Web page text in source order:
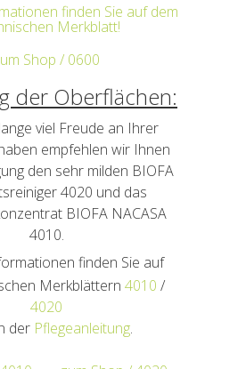
finden Sie auf dem
Merkblatt!
Shop / 0600
der Oberflächen:
viel Freude an Ihrer
empfehlen wir Ihnen
den sehr milden BIOFA
4020 und das
BIOFA NACASA
4010.
finden Sie auf
Merkblättern 4010 /
4020
der Pflegeanleitung.